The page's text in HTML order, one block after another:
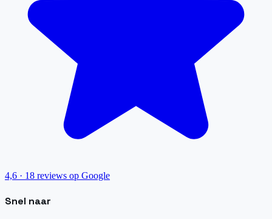
4,6 · 18 reviews op Google
Snel naar